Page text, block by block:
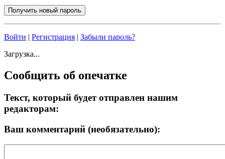
Войти | Регистрация | Забыли пароль?
Загрузка...
Сообщить об опечатке
Текст, который будет отправлен нашим
редакторам:
Ваш комментарий (необязательно):